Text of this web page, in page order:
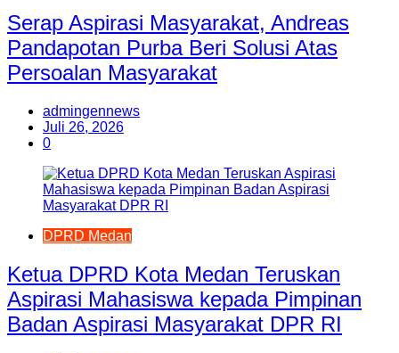
Serap Aspirasi Masyarakat, Andreas
Pandapotan Purba Beri Solusi Atas
Persoalan Masyarakat
admingennews
Juli 26, 2026
0
DPRD Medan
Ketua DPRD Kota Medan Teruskan
Aspirasi Mahasiswa kepada Pimpinan
Badan Aspirasi Masyarakat DPR RI